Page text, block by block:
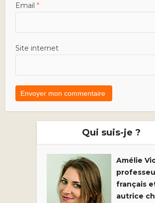
Email*
Site internet
Qui suis-je ?
Amélie
français
autrice